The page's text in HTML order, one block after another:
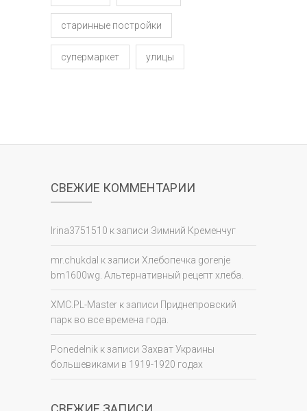
старинные постройки
супермаркет улицы
СВЕЖИЕ КОММЕНТАРИИ
Irina3751510 к записи Зимний Кременчуг
mr.chukdal к записи Хлебопечка gorenje
bm1600wg. Альтернативный рецепт хлеба.
XMC.PL-Master к записи Приднепровский
парк во все времена года.
Ponedelnik к записи Захват Украины
большевиками в 1919-1920 годах